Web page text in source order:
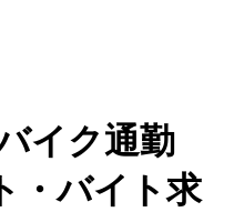
イク通勤
・バイト求